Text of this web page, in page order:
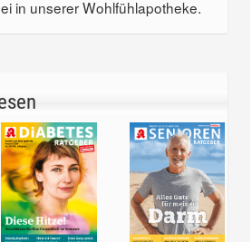
in unserer Wohlfühlapotheke.